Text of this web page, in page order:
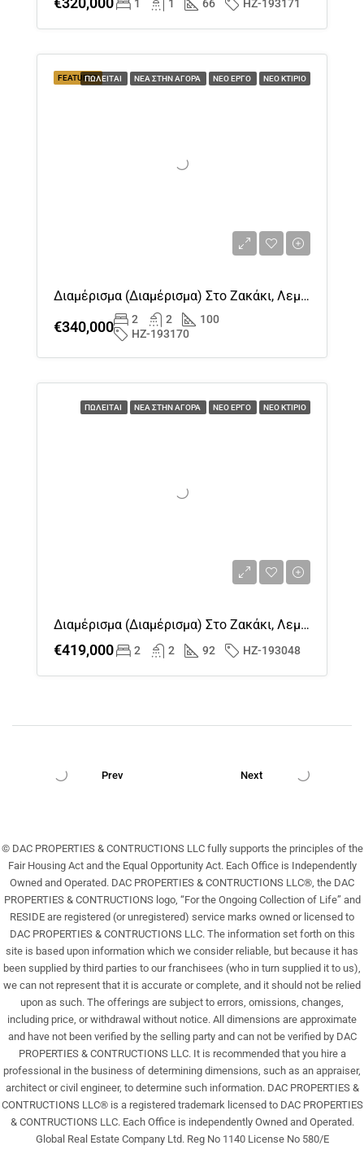
1 1 66 HZ-193171
FEATUREDΠΩΛΕΊΤΑΙ ΝΈΑ ΣΤΗΝ ΑΓΟΡΆ ΝΈΟ ΈΡΓΟ ΝΈΟ ΚΤΊΡΙΟ
Διαμέρισμα (διαμέρισμα) Στο Ζακάκι, Λεμεσός Προς Πώληση
€340,000 2 2
100
HZ-193170
ΠΩΛΕΊΤΑΙ ΝΈΑ ΣΤΗΝ ΑΓΟΡΆ ΝΈΟ ΈΡΓΟ ΝΈΟ ΚΤΊΡΙΟ
Διαμέρισμα (διαμέρισμα) Στο Ζακάκι, Λεμεσός Προς Πώληση
€419,000 2 2 92 HZ-193048
Prev Next
© DAC PROPERTIES & CONTRUCTIONS LLC fully supports the principles of the
Fair Housing Act and the Equal Opportunity Act. Each Office is Independently
Owned and Operated. DAC PROPERTIES & CONTRUCTIONS LLC®, the DAC
PROPERTIES & CONTRUCTIONS logo, “For the Ongoing Collection of Life” and
RESIDE are registered (or unregistered) service marks owned or licensed to
DAC PROPERTIES & CONTRUCTIONS LLC. The information set forth on this
site is based upon information which we consider reliable, but because it has
been supplied by third parties to our franchisees (who in turn supplied it to us),
we can not represent that it is accurate or complete, and it should not be relied
upon as such. The offerings are subject to errors, omissions, changes,
including price, or withdrawal without notice. All dimensions are approximate
and have not been verified by the selling party and can not be verified by DAC
PROPERTIES & CONTRUCTIONS LLC. It is recommended that you hire a
professional in the business of determining dimensions, such as an appraiser,
architect or civil engineer, to determine such information. DAC PROPERTIES &
CONTRUCTIONS LLC® is a registered trademark licensed to DAC PROPERTIES
& CONTRUCTIONS LLC. Each Office is independently Owned and Operated.
Global Real Estate Company Ltd. Reg No 1140 License No 580/E